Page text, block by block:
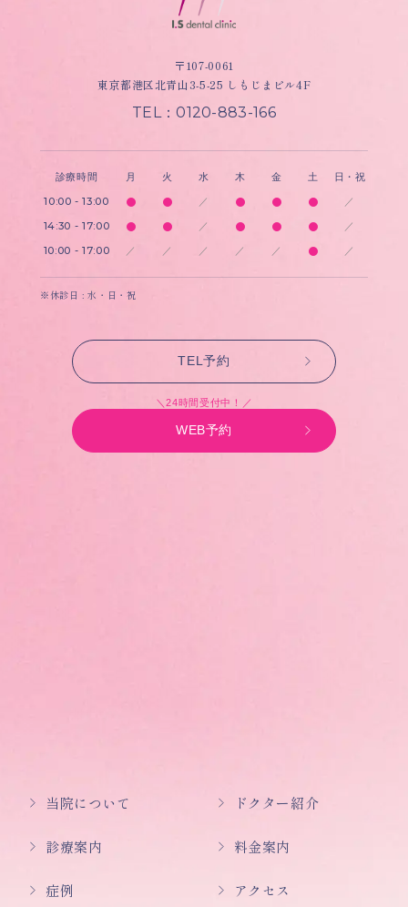
〒107-0061
東京都港区北青山3-5-25 しもじまビル4F
TEL：0120-883-166
診療時間 月 火 水 木 金 土 日・祝
10:00 - 13:00 ／ ／
14:30 - 17:00 ／ ／
10:00 - 17:00 ／ ／ ／ ／ ／ ／
※休診日 : 水・日・祝
TEL予約
＼24時間受付中！／
WEB予約
当院について ドクター紹介
診療案内 料金案内
症例 アクセス